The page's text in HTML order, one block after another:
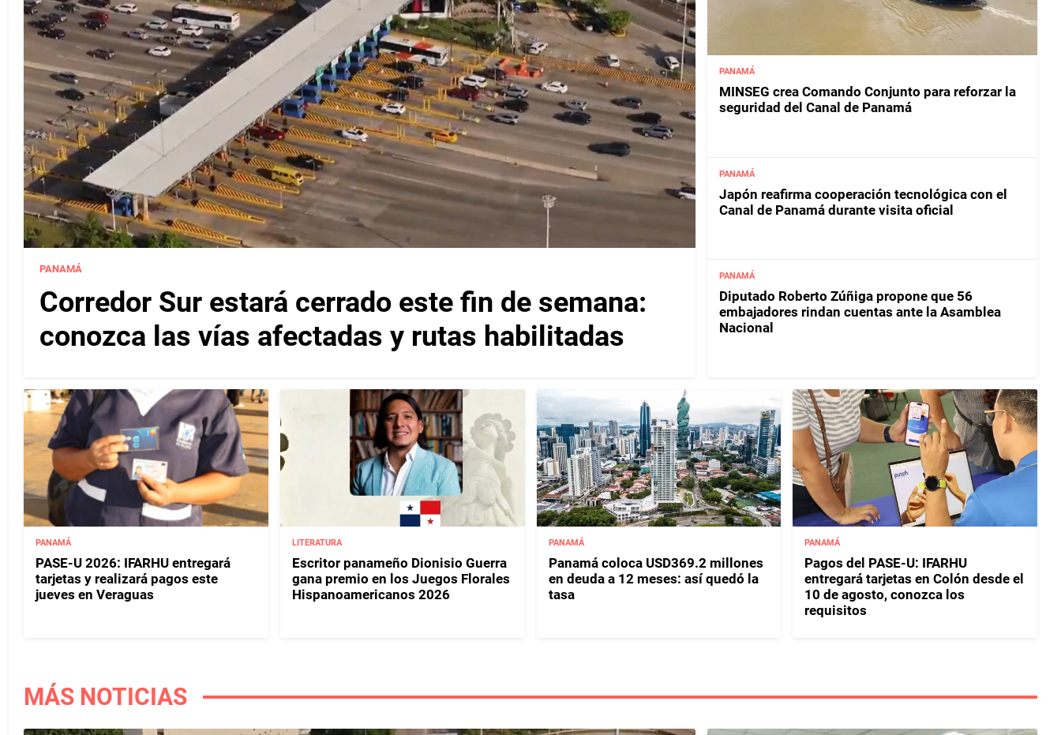
PANAMÁ
Corredor Sur estará cerrado este fin de semana:
conozca las vías afectadas y rutas habilitadas
PANAMÁ
MINSEG crea Comando Conjunto para reforzar la
seguridad del Canal de Panamá
PANAMÁ
Japón reafirma cooperación tecnológica con el
Canal de Panamá durante visita oficial
PANAMÁ
Diputado Roberto Zúñiga propone que 56
embajadores rindan cuentas ante la Asamblea
Nacional
PANAMÁ
PASE-U 2026: IFARHU entregará
tarjetas y realizará pagos este
jueves en Veraguas
LITERATURA
Escritor panameño Dionisio Guerra
gana premio en los Juegos Florales
Hispanoamericanos 2026
PANAMÁ
Panamá coloca USD369.2 millones
en deuda a 12 meses: así quedó la
tasa
PANAMÁ
Pagos del PASE-U: IFARHU
entregará tarjetas en Colón desde el
10 de agosto, conozca los
requisitos
MÁS NOTICIAS